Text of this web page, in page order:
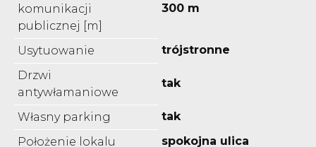
komunikacji
publicznej [m]
300 m
Usytuowanie
trójstronne
Drzwi
antywłamaniowe
tak
Własny parking
tak
Położenie lokalu
spokojna ulica